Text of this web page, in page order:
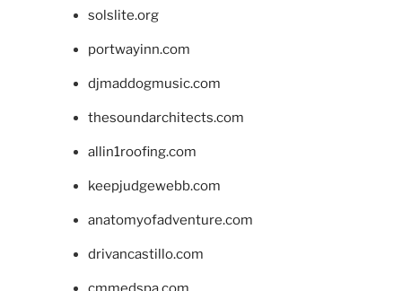
solslite.org
portwayinn.com
djmaddogmusic.com
thesoundarchitects.com
allin1roofing.com
keepjudgewebb.com
anatomyofadventure.com
drivancastillo.com